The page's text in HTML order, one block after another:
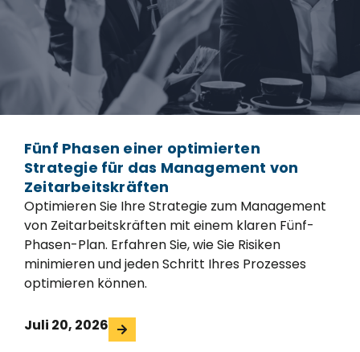
Fünf Phasen einer optimierten
Strategie für das Management von
Zeitarbeitskräften
Optimieren Sie Ihre Strategie zum Management
von Zeitarbeitskräften mit einem klaren Fünf-
Phasen-Plan. Erfahren Sie, wie Sie Risiken
minimieren und jeden Schritt Ihres Prozesses
optimieren können.
Juli 20, 2026